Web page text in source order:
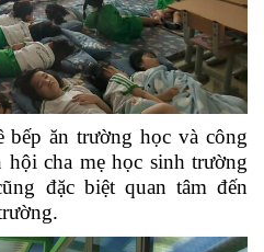
ăn trường học và công
hội cha mẹ học sinh trường
đặc biệt quan tâm đến